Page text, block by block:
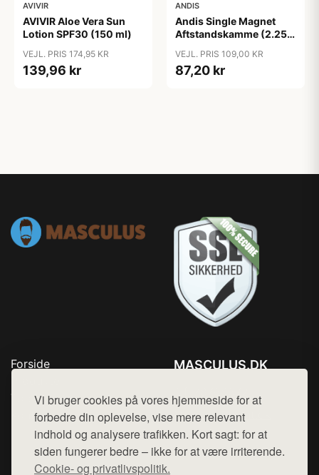
Vi bruger cookies på vores hjemmeside for at
forbedre din oplevelse, vise mere relevant
indhold og analysere trafikken. Kort sagt: for at
siden fungerer bedre – ikke for at være irriterende.
Cookie- og privatlivspolitik.
AVIVIR
AVIVIR Aloe Vera Sun
Lotion SPF30 (150 ml)
VEJL. PRIS 174,95 KR
139,96 kr
ANDIS
Andis Single Magnet
Aftstandskamme (2.25
VEJL. PRIS 109,00 KR
87,20 kr
Forside
Top Rabatter
Kontakt
MASCULUS.DK
Mail: hej@want.dk
Cookie- og privatlivspolitik